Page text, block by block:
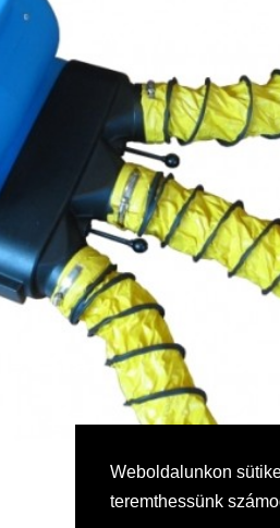
Weboldalunkon
teremthessünk